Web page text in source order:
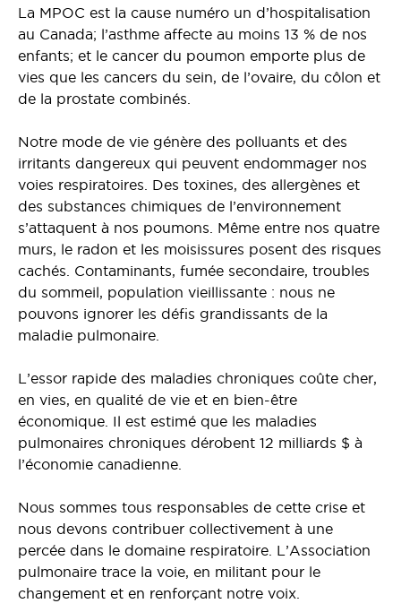
La MPOC est la cause numéro un d’hospitalisation
au Canada; l’asthme affecte au moins 13 % de nos
enfants; et le cancer du poumon emporte plus de
vies que les cancers du sein, de l’ovaire, du côlon et
de la prostate combinés.
Notre mode de vie génère des polluants et des
irritants dangereux qui peuvent endommager nos
voies respiratoires. Des toxines, des allergènes et
des substances chimiques de l’environnement
s’attaquent à nos poumons. Même entre nos quatre
murs, le radon et les moisissures posent des risques
cachés. Contaminants, fumée secondaire, troubles
du sommeil, population vieillissante : nous ne
pouvons ignorer les défis grandissants de la
maladie pulmonaire.
L’essor rapide des maladies chroniques coûte cher,
en vies, en qualité de vie et en bien-être
économique. Il est estimé que les maladies
pulmonaires chroniques dérobent 12 milliards $ à
l’économie canadienne.
Nous sommes tous responsables de cette crise et
nous devons contribuer collectivement à une
percée dans le domaine respiratoire. L’Association
pulmonaire trace la voie, en militant pour le
changement et en renforçant notre voix.